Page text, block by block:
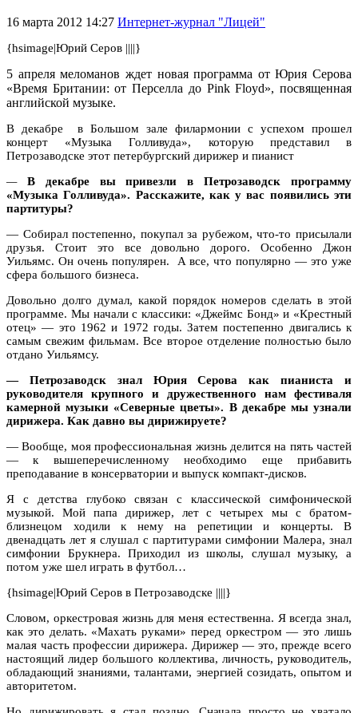
16 марта 2012 14:27 Интернет-журнал "Лицей"
{hsimage|Юрий Серов ||||}
5 апреля меломанов ждет новая программа от Юрия Серова
«Время Британии: от Перселла до Pink Floyd», посвященная
английской музыке.
В декабре
в Большом зале филармонии с успехом прошел
концерт «Музыка Голливуда», которую представил в
Петрозаводске этот петербургский дирижер и пианист
— В декабре вы привезли в Петрозаводск программу
«Музыка Голливуда». Расскажите, как у вас появились эти
партитуры?
— Собирал постепенно, покупал за рубежом, что-то присылали
друзья. Стоит это все довольно дорого. Особенно Джон
Уильямс. Он очень популярен.
А все, что популярно — это уже
сфера большого бизнеса.
Довольно долго думал, какой порядок номеров сделать в этой
программе. Мы начали с классики: «Джеймс Бонд» и «Крестный
отец» — это 1962 и 1972 годы. Затем постепенно двигались к
самым свежим фильмам. Все второе отделение полностью было
отдано Уильямсу.
— Петрозаводск знал Юрия Серова как пианиста и
руководителя крупного и дружественного нам фестиваля
камерной музыки «Северные цветы». В декабре мы узнали
дирижера. Как давно вы дирижируете?
— Вообще, моя профессиональная жизнь делится на пять частей
— к вышеперечисленному необходимо еще прибавить
преподавание в консерватории и выпуск компакт-дисков.
Я с детства глубоко связан с классической симфонической
музыкой. Мой папа дирижер, лет с четырех мы с братом-
близнецом ходили к нему на репетиции и концерты. В
двенадцать лет я слушал с партитурами симфонии Малера, знал
симфонии Брукнера. Приходил из школы, слушал музыку, а
потом уже шел играть в футбол…
{hsimage|Юрий Серов в Петрозаводске ||||}
Словом, оркестровая жизнь для меня естественна. Я всегда знал,
как это делать. «Махать руками» перед оркестром — это лишь
малая часть профессии дирижера. Дирижер — это, прежде всего
настоящий лидер большого коллектива, личность, руководитель,
обладающий знаниями, талантами, энергией созидать, опытом и
авторитетом.